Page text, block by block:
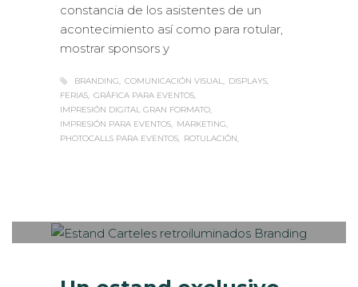
constancia de los asistentes de un
acontecimiento así como para rotular,
mostrar sponsors y
BRANDING COMUNICACIÓN VISUAL
DISPLAYS
FERIAS GRÁFICA PARA EVENTOS
IMPRESIÓN DIGITAL GRAN FORMATO
IMPRESIÓN PARA EVENTOS
MARKETING
PHOTOCALLS PARA EVENTOS
ROTULACIÓN